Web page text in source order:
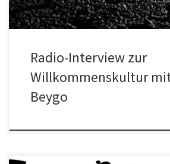
Radio-Interview zur
Willkommenskultur
Beygo